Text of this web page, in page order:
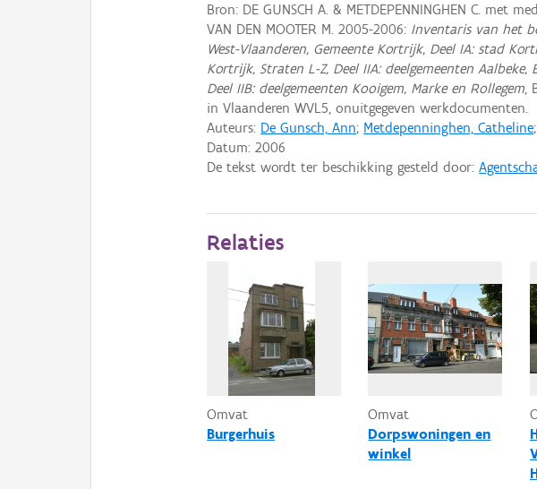
Bron: DE GUNSCH A. & METDEPENNINGHEN C. met
VAN DEN MOOTER M. 2005-2006: Inventaris van het
West-Vlaanderen, Gemeente Kortrijk, Deel IA: stad
Kortrijk, Straten L-Z, Deel IIA: deelgemeenten Aalbeke,
Deel IIB: deelgemeenten Kooigem, Marke en Rollegem,
in Vlaanderen WVL5, onuitgegeven werkdocumenten.
Auteurs: De Gunsch, Ann; Metdepenninghen, Catheline;
Datum:2006
De tekst wordt ter beschikking gesteld door:
Relaties
Omvat
Burgerhuis
Omvat
Dorpswoningen en
winkel